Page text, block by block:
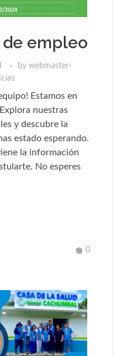
empleo
by webmaster-
Estamos en
nuestras
y descubre la
estado esperando.
la información
No esperes
0